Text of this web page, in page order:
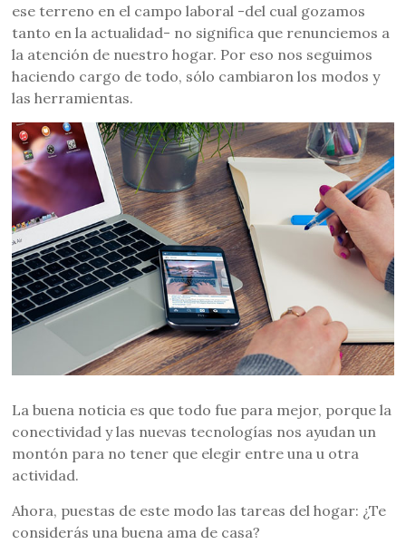
ese terreno en el campo laboral -del cual gozamos
tanto en la actualidad- no significa que renunciemos a
la atención de nuestro hogar. Por eso nos seguimos
haciendo cargo de todo, sólo cambiaron los modos y
las herramientas.
La buena noticia es que todo fue para mejor, porque la
conectividad y las nuevas tecnologías nos ayudan un
montón para no tener que elegir entre una u otra
actividad.
Ahora, puestas de este modo las tareas del hogar: ¿Te
considerás una buena ama de casa?